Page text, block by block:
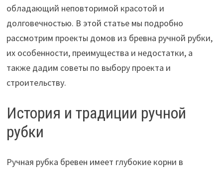
обладающий неповторимой красотой и
долговечностью. В этой статье мы подробно
рассмотрим проекты домов из бревна ручной рубки,
их особенности, преимущества и недостатки, а
также дадим советы по выбору проекта и
строительству.
История и традиции ручной
рубки
Ручная рубка бревен имеет глубокие корни в